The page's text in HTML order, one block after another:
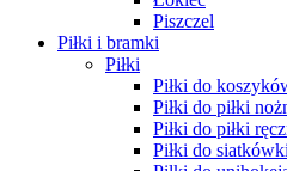
Piszczel
Piłki i bramki
Piłki
Piłki do
Piłki do piłki
Piłki do piłki
Piłki do siatkówki